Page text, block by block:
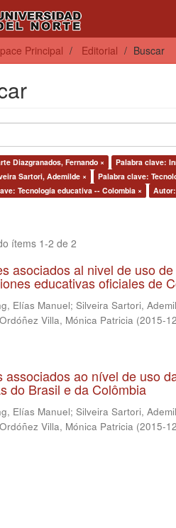
Principal Editorial Buscar
Diazgranados, Fernando × Palabra clave:
Sartori, Ademilde ×
Palabra clave:
Tecnología educativa -- Colombia ×
ítems 1-2 de 2
asociados al nivel de uso
educativas oficiales de
Elías Manuel; Silveira Sartori,
Ordóñez Villa, Mónica Patricia (2015-12
associados ao nível de uso
do Brasil e da Colômbia
Elías Manuel; Silveira Sartori,
Ordóñez Villa, Mónica Patricia (2015-12